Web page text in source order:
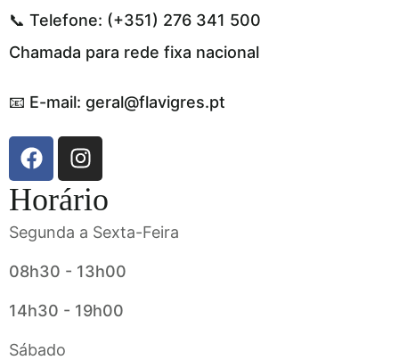
📞 Telefone: (+351) 276 341 500
Chamada para rede fixa nacional
📧 E-mail: geral@flavigres.pt
Horário
Segunda a Sexta-Feira
08h30 - 13h00
14h30 - 19h00
Sábado